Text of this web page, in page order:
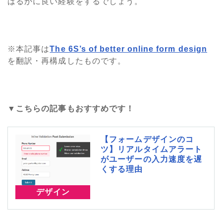
※本記事はThe 6S’s of better online form design
を翻訳・再構成したものです。
▼こちらの記事もおすすめです！
デザイン
【フォームデザインのコ
ツ】リアルタイムアラート
がユーザーの入力速度を遅
くする理由